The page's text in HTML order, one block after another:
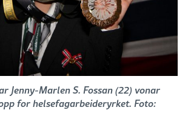
Jenny-Marlen S. Fossan (22) vonar
for helsefagarbeideryrket. Foto: